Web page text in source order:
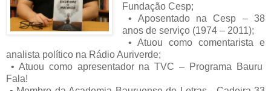
Fundação Cesp;
• Aposentado na Cesp – 38
anos de serviço (1974 – 2011);
• Atuou como comentarista e
analista político na Rádio Auriverde;
• Atuou como apresentador na TVC – Programa Bauru
Fala!